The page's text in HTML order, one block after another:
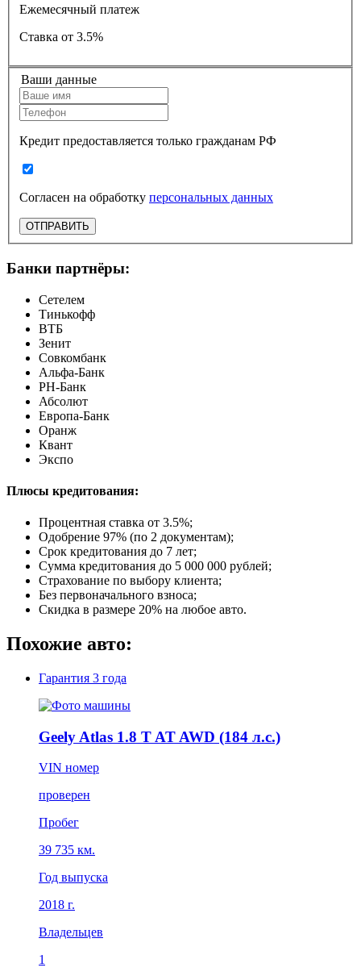
Ежемесячный платеж
Ставка от 3.5%
Ваши данные
Кредит предоставляется только гражданам РФ
Согласен на обработку персональных данных
ОТПРАВИТЬ
Банки партнёры:
Сетелем
Тинькофф
ВТБ
Зенит
Совкомбанк
Альфа-Банк
РН-Банк
Абсолют
Европа-Банк
Оранж
Квант
Экспо
Плюсы кредитования:
Процентная ставка от 3.5%;
Одобрение 97% (по 2 документам);
Срок кредитования до 7 лет;
Сумма кредитования до 5 000 000 рублей;
Страхование по выбору клиента;
Без первоначального взноса;
Скидка в размере 20% на любое авто.
Похожие авто:
Гарантия 3 года
Geely Atlas 1.8 T AT AWD (184 л.с.)
VIN номер
проверен
Пробег
39 735 км.
Год выпуска
2018 г.
Владельцев
1